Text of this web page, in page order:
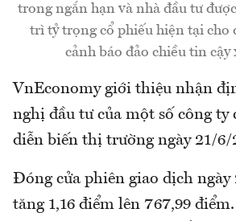
trong ngắn hạn và nhà đầu tư
trì tỷ trọng cổ phiếu hiện tại cho
cảnh báo đảo chiều tin cậy
VnEconomy giới thiệu nhận
nghị đầu tư của một số công ty
diễn biến thị trường ngày 21/6/
Đóng cửa phiên giao dịch
tăng 1,16 điểm lên 767,99